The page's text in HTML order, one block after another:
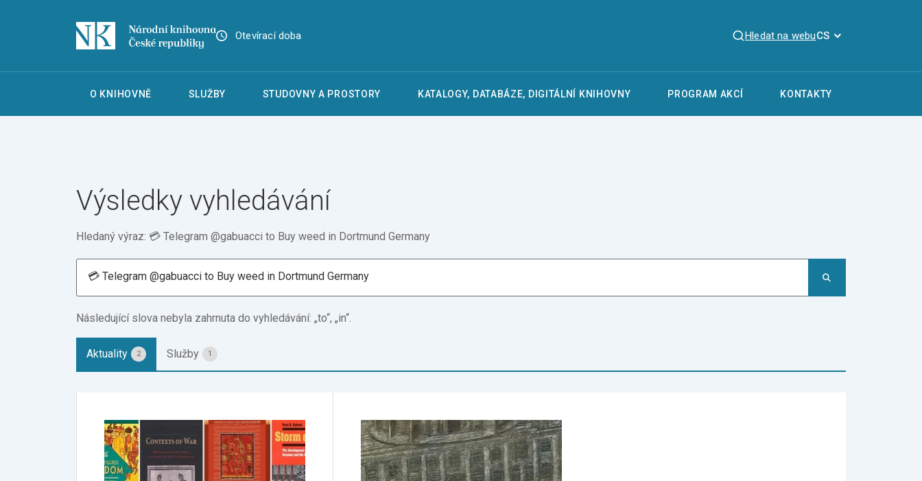
Otevírací doba Hledat na webuCS
O KNIHOVNĚ SLUŽBY STUDOVNY A PROSTORY KATALOGY, DATABÁZE, DIGITÁLNÍ KNIHOVNY PROGRAM AKCÍ KONTAKTY
Výsledky vyhledávání
Hledaný výraz: 💳 Telegram @gabuacci to Buy weed in Dortmund Germany
Následující slova nebyla zahrnuta do vyhledávání: „to“, „in“.
Aktuality 2 Služby 1